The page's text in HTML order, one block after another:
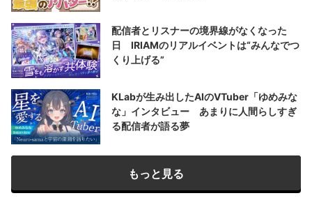
配信者とリスナーの境界線がなくなった
日 IRIAMのリアルイベントは“みんなでつ
くり上げる”
KLabが生み出したAIのVTuber「ゆめみな
な」インタビュー あまりに人間らしすぎ
る配信者が語る夢
もっと見る